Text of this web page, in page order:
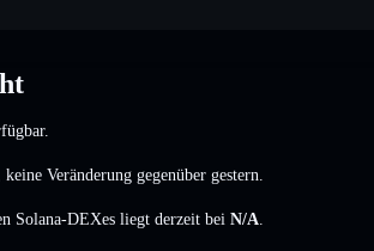
keine Veränderung gegenüber gestern.
Solana-DEXes liegt derzeit bei N/A